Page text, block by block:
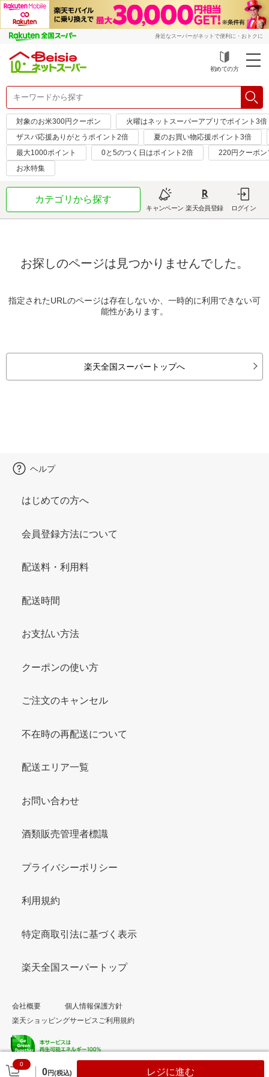
身近なスーパーがネットで便利に・おトクに
初めての方
対象のお米300円クーポン
火曜はネットスーパーアプリでポイント3倍
ザスパ応援ありがとうポイント2倍
夏のお買い物応援ポイント3倍
最大1000ポイント
0と5のつく日はポイント2倍
220円クーポン
お水特集
カテゴリから探す
キャンペーン 楽天会員登録 ログイン
お探しのページは見つかりませんでした。
指定されたURLのページは存在しないか、一時的に利用できない可
能性があります。
楽天全国スーパートップへ
0
0円(税込) レジに進む
ヘルプ
はじめての方へ
会員登録方法について
配送料・利用料
配送時間
お支払い方法
クーポンの使い方
ご注文のキャンセル
不在時の再配送について
配送エリア一覧
お問い合わせ
酒類販売管理者標識
プライバシーポリシー
利用規約
特定商取引法に基づく表示
楽天全国スーパートップ
会社概要
個人情報保護方針
楽天ショッピングサービスご利用規約
© Rakuten Group, Inc.